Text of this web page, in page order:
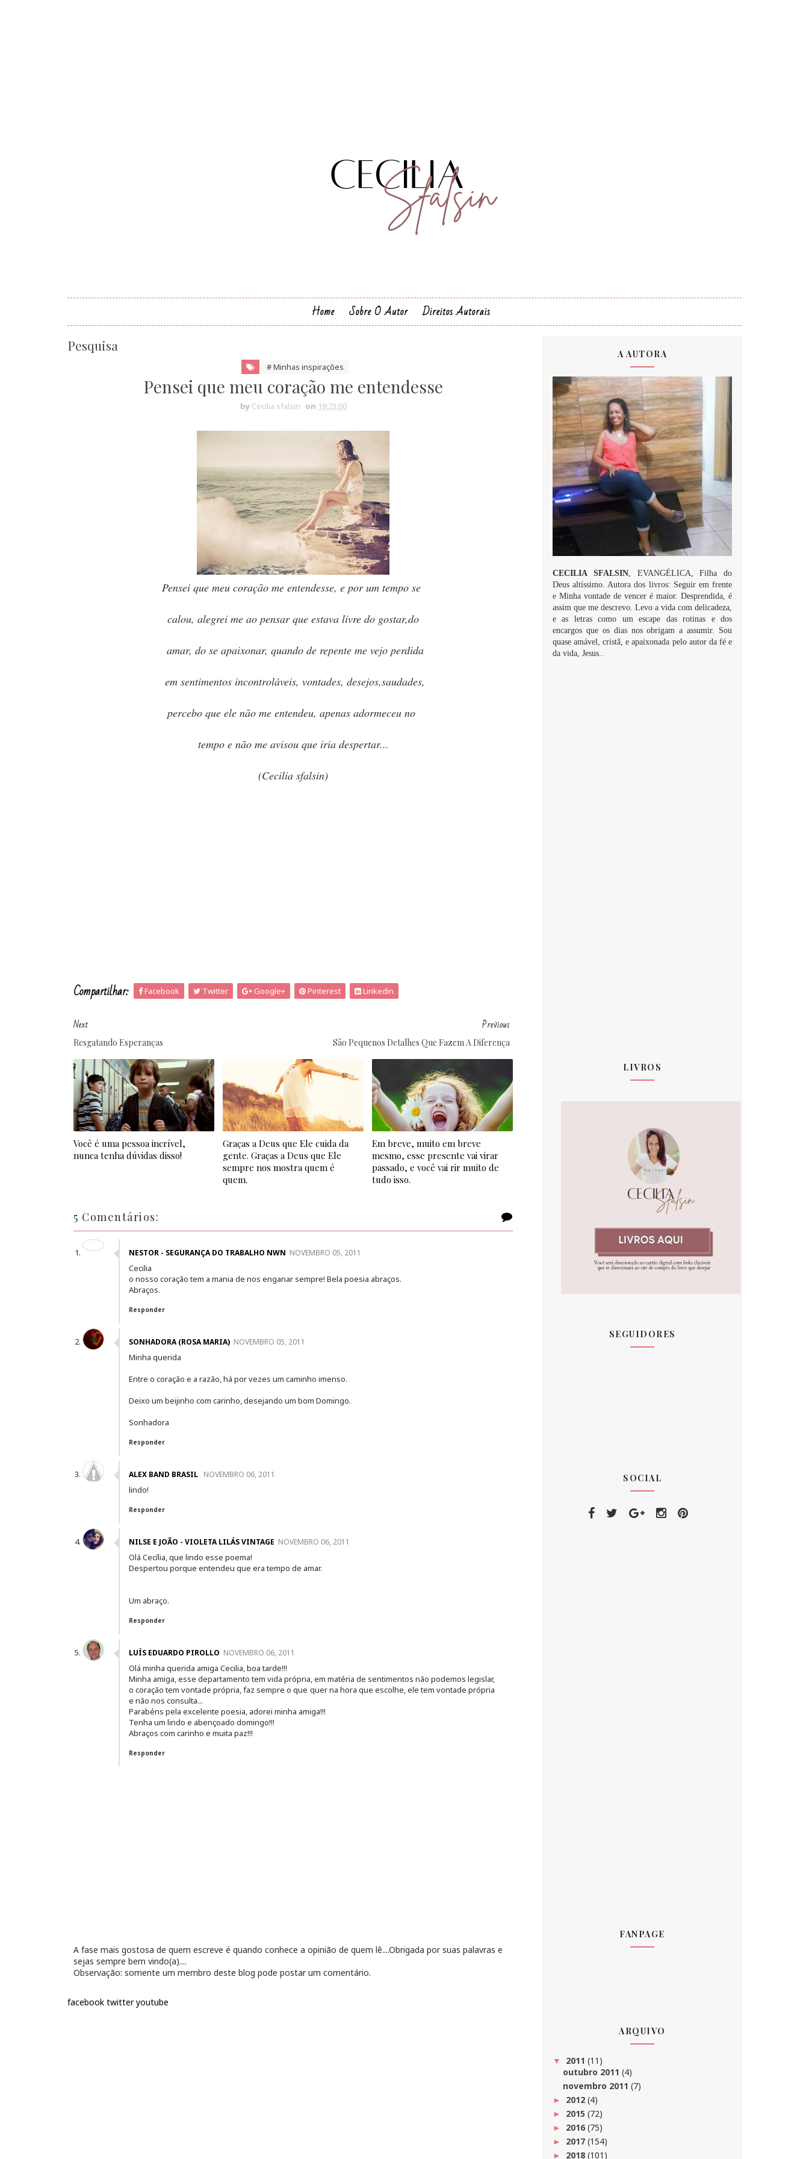
Home Sobre O Autor Direitos Autorais
Pesquisa
# Minhas inspirações
Pensei que meu coração me entendesse
by Cecilia sfalsin on 19:23:00
Pensei que meu coração me entendesse, e por um tempo se
calou, alegrei me ao pensar que estava livre do gostar,do
amar, do se apaixonar, quando de repente me vejo perdida
em sentimentos incontroláveis, vontades, desejos,saudades,
percebo que ele não me entendeu, apenas adormeceu no
tempo e não me avisou que iria despertar...
(Cecilia sfalsin)
Compartilhar: Facebook Twitter Google+ Pinterest Linkedin
Next
Resgatando Esperanças
Previous
São Pequenos Detalhes Que Fazem A Diferença
Você é uma pessoa incrível,
nunca tenha dúvidas disso!
Graças a Deus que Ele cuida da
gente. Graças a Deus que Ele
sempre nos mostra quem é
quem.
Em breve, muito em breve
mesmo, esse presente vai virar
passado, e você vai rir muito de
tudo isso.
5 Comentários:
NESTOR - SEGURANÇA DO TRABALHO NWN NOVEMBRO 05, 2011
Cecilia
o nosso coração tem a mania de nos enganar sempre! Bela poesia abraços.
Abraços.
Responder
SONHADORA (ROSA MARIA) NOVEMBRO 05, 2011
Minha querida
Entre o coração e a razão, há por vezes um caminho imenso.
Deixo um beijinho com carinho, desejando um bom Domingo.
Sonhadora
Responder
ALEX BAND BRASIL NOVEMBRO 06, 2011
lindo!
Responder
NILSE E JOÃO - VIOLETA LILÁS VINTAGE NOVEMBRO 06, 2011
Olá Cecília, que lindo esse poema!
Despertou porque entendeu que era tempo de amar.
Um abraço.
Responder
LUÍS EDUARDO PIROLLO NOVEMBRO 06, 2011
Olá minha querida amiga Cecilia, boa tarde!!!
Minha amiga, esse departamento tem vida própria, em matéria de sentimentos não podemos legislar,
o coração tem vontade própria, faz sempre o que quer na hora que escolhe, ele tem vontade própria
e não nos consulta...
Parabéns pela excelente poesia, adorei minha amiga!!!
Tenha um lindo e abençoado domingo!!!
Abraços com carinho e muita paz!!!
Responder
A fase mais gostosa de quem escreve é quando conhece a opinião de quem lê....Obrigada por suas palavras e
sejas sempre bem vindo(a)....
Observação: somente um membro deste blog pode postar um comentário.
facebook twitter youtube
A AUTORA
CECILIA SFALSIN, EVANGÉLICA, Filha do
Deus altíssimo. Autora dos livros: Seguir em frente
e Minha vontade de vencer é maior. Desprendida, é
assim que me descrevo. Levo a vida com delicadeza,
e as letras como um escape das rotinas e dos
encargos que os dias nos obrigam a assumir. Sou
quase amável, cristã, e apaixonada pelo autor da fé e
da vida, Jesus..
LIVROS
SEGUIDORES
SOCIAL
FANPAGE
ARQUIVO
▼ 2011 (11)
outubro 2011 (4)
novembro 2011 (7)
► 2012 (4)
► 2015 (72)
► 2016(75)
► 2017 (154)
► 2018 (101)